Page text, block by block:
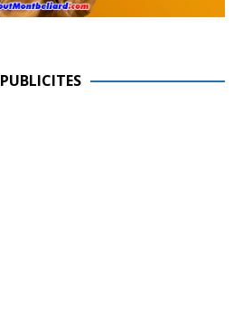
PUBLICITES